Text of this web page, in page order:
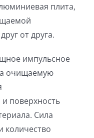
плита,
от друга.
импульсное
очищаемую
и поверхность
Сила
количество